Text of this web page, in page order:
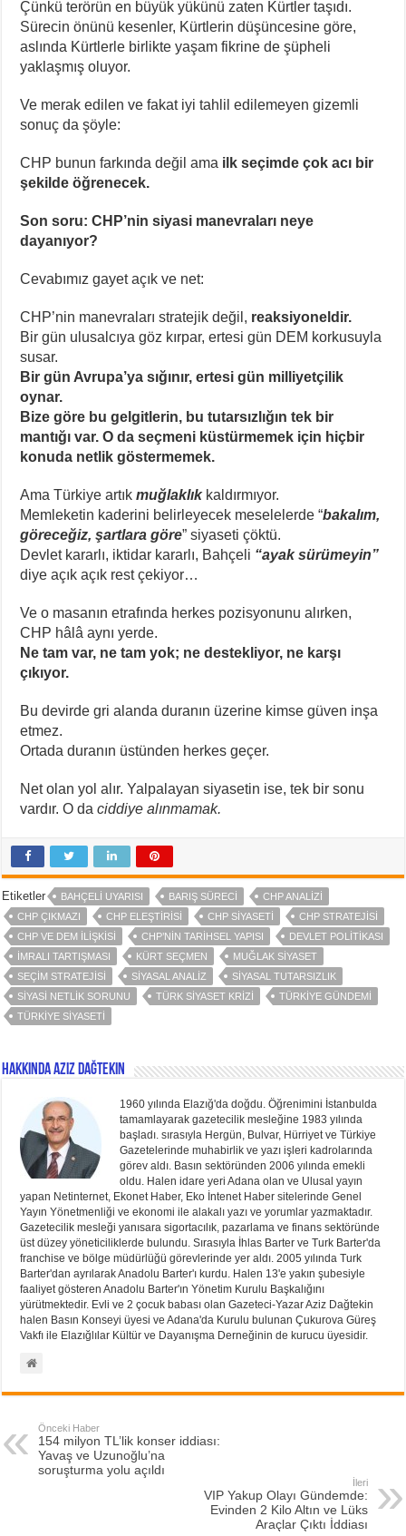
Çünkü terörün en büyük yükünü zaten Kürtler taşıdı.
Sürecin önünü kesenler, Kürtlerin düşüncesine göre,
aslında Kürtlerle birlikte yaşam fikrine de şüpheli
yaklaşmış oluyor.
Ve merak edilen ve fakat iyi tahlil edilemeyen gizemli
sonuç da şöyle:
CHP bunun farkında değil ama ilk seçimde çok acı bir
şekilde öğrenecek.
Son soru: CHP’nin siyasi manevraları neye
dayanıyor?
Cevabımız gayet açık ve net:
CHP’nin manevraları stratejik değil, reaksiyoneldir.
Bir gün ulusalcıya göz kırpar, ertesi gün DEM korkusuyla
susar.
Bir gün Avrupa’ya sığınır, ertesi gün milliyetçilik
oynar.
Bize göre bu gelgitlerin, bu tutarsızlığın tek bir
mantığı var. O da seçmeni küstürmemek için hiçbir
konuda netlik göstermemek.
Ama Türkiye artıkmuğlaklık kaldırmıyor.
Memleketin kaderini belirleyecek meselelerde “bakalım,
göreceğiz, şartlara göre” siyaseti çöktü.
Devlet kararlı, iktidar kararlı, Bahçeli “ayak sürümeyin”
diye açık açık rest çekiyor…
Ve o masanın etrafında herkes pozisyonunu alırken,
CHP hâlâ aynı yerde.
Ne tam var, ne tam yok; ne destekliyor, ne karşı
çıkıyor.
Bu devirde gri alanda duranın üzerine kimse güven inşa
etmez.
Ortada duranın üstünden herkes geçer.
Net olan yol alır. Yalpalayan siyasetin ise, tek bir sonu
vardır. O daciddiye alınmamak.
Etiketler BAHÇELI UYARISI BARIŞ SÜRECI
CHP ANALIZI
CHP ÇIKMAZI
CHP ELEŞTIRISI CHP SIYASETI
CHP STRATEJISI
CHP VE DEM ILIŞKISI
CHP’NIN TARIHSEL YAPISI
DEVLET POLITIKASI
İMRALI TARTIŞMASI
KÜRT SEÇMEN
MUĞLAK SIYASET
SEÇIM STRATEJISI
SIYASAL ANALIZ
SIYASAL TUTARSIZLIK
SIYASI NETLIK SORUNU
TÜRK SIYASET KRIZI
TÜRKIYE GÜNDEMI
TÜRKIYE SIYASETI
Hakkında Aziz Dağtekin
1960 yılında Elazığ'da doğdu. Öğrenimini İstanbulda
tamamlayarak gazetecilik mesleğine 1983 yılında
başladı. sırasıyla Hergün, Bulvar, Hürriyet ve Türkiye
Gazetelerinde muhabirlik ve yazı işleri kadrolarında
görev aldı. Basın sektöründen 2006 yılında emekli
oldu. Halen idare yeri Adana olan ve Ulusal yayın
yapan Netinternet, Ekonet Haber, Eko İntenet Haber sitelerinde Genel
Yayın Yönetmenliği ve ekonomi ile alakalı yazı ve yorumlar yazmaktadır.
Gazetecilik mesleği yanısara sigortacılık, pazarlama ve finans sektöründe
üst düzey yöneticiliklerde bulundu. Sırasıyla İhlas Barter ve Turk Barter'da
franchise ve bölge müdürlüğü görevlerinde yer aldı. 2005 yılında Turk
Barter'dan ayrılarak Anadolu Barter'ı kurdu. Halen 13'e yakın şubesiyle
faaliyet gösteren Anadolu Barter'ın Yönetim Kurulu Başkalığını
yürütmektedir. Evli ve 2 çocuk babası olan Gazeteci-Yazar Aziz Dağtekin
halen Basın Konseyi üyesi ve Adana'da Kurulu bulunan Çukurova Güreş
Vakfı ile Elazığlılar Kültür ve Dayanışma Derneğinin de kurucu üyesidir.
Önceki Haber
154 milyon TL’lik konser iddiası:
Yavaş ve Uzunoğlu’na
soruşturma yolu açıldı
İleri
VIP Yakup Olayı Gündemde:
Evinden 2 Kilo Altın ve Lüks
Araçlar Çıktı İddiası